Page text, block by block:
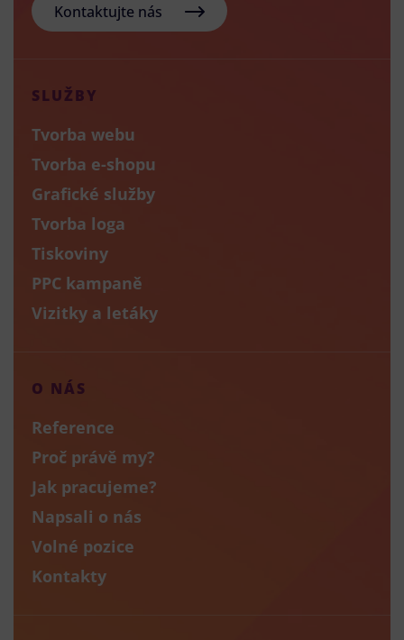
Kontaktujte nás
SLUŽBY
Tvorba webu
Tvorba e-shopu
Grafické služby
Tvorba loga
Tiskoviny
PPC kampaně
Vizitky a letáky
O NÁS
Reference
Proč právě my?
Jak pracujeme?
Napsali o nás
Volné pozice
Kontakty